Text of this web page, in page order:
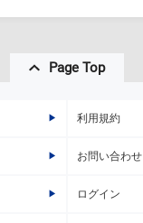
Page Top
利用規約
お問い合わせ
ログイン